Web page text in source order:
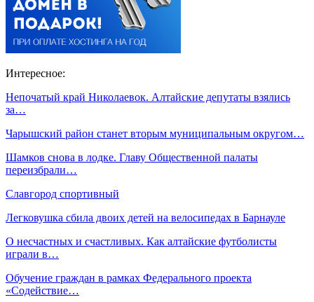
Интересное:
Непочатый край Николаевок. Алтайские депутаты взялись
за…
Чарышский район станет вторым муниципальным округом…
Шамков снова в лодке. Главу Общественной палаты
переизбрали…
Славгород спортивный
Легковушка сбила двоих детей на велосипедах в Барнауле
О несчастных и счастливых. Как алтайские футболисты
играли в…
Обучение граждан в рамках Федерального проекта
«Содействие…